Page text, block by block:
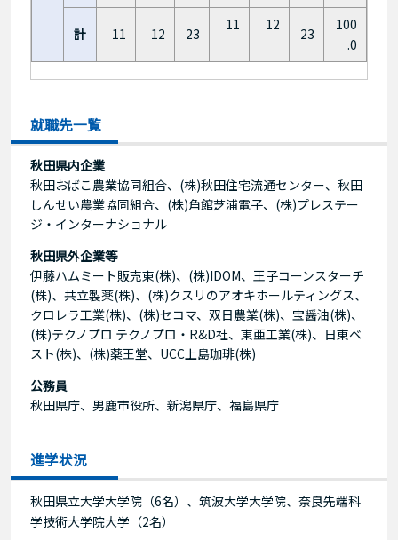
計 11 12 23
11 12
23
100
.0
就職先一覧
秋田県内企業
秋田おばこ農業協同組合、(株)秋田住宅流通センター、秋田
しんせい農業協同組合、(株)角館芝浦電子、(株)プレステー
ジ・インターナショナル
秋田県外企業等
伊藤ハムミート販売東(株)、(株)IDOM、王子コーンスターチ
(株)、共立製薬(株)、(株)クスリのアオキホールティングス、
クロレラ工業(株)、(株)セコマ、双日農業(株)、宝醤油(株)、
(株)テクノプロ テクノプロ・R&D社、東亜工業(株)、日東ベ
スト(株)、(株)薬王堂、UCC上島珈琲(株)
公務員
秋田県庁、男鹿市役所、新潟県庁、福島県庁
進学状況
秋田県立大学大学院（6名）、筑波大学大学院、奈良先端科
学技術大学院大学（2名）